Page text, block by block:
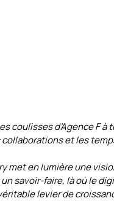
coulisses d’Agence F à
et les
met en lumière une
savoir-faire, là où le
levier de